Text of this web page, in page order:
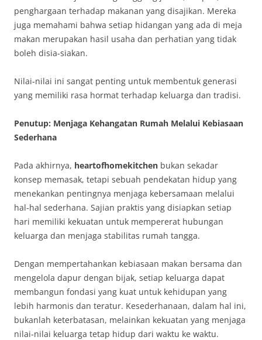
penghargaan terhadap makanan yang disajikan. Mereka
juga memahami bahwa setiap hidangan yang ada di meja
makan merupakan hasil usaha dan perhatian yang tidak
boleh disia-siakan.
Nilai-nilai ini sangat penting untuk membentuk generasi
yang memiliki rasa hormat terhadap keluarga dan tradisi.
Penutup: Menjaga Kehangatan Rumah Melalui Kebiasaan
Sederhana
Pada akhirnya, heartofhomekitchen bukan sekadar
konsep memasak, tetapi sebuah pendekatan hidup yang
menekankan pentingnya menjaga kebersamaan melalui
hal-hal sederhana. Sajian praktis yang disiapkan setiap
hari memiliki kekuatan untuk mempererat hubungan
keluarga dan menjaga stabilitas rumah tangga.
Dengan mempertahankan kebiasaan makan bersama dan
mengelola dapur dengan bijak, setiap keluarga dapat
membangun fondasi yang kuat untuk kehidupan yang
lebih harmonis dan teratur. Kesederhanaan, dalam hal ini,
bukanlah keterbatasan, melainkan kekuatan yang menjaga
nilai-nilai keluarga tetap hidup dari waktu ke waktu.